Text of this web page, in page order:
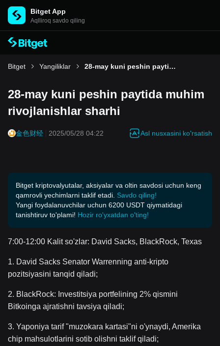
Bitget App
Aqlliroq savdo qiling
Bitget Yangiliklar 28-may kuni peshin paytida muhim rivojlanishlar sharhi
28-may kuni peshin paytida muhim
rivojlanishlar sharhi
金色财经 2025/05/28 04:22 Asl nusxasini ko'rsatish
Bitget kriptovalyutalar, aksiyalar va oltin savdosi uchun keng
qamrovli yechimlarni taklif etadi. Savdo qiling!
Yangi foydalanuvchilar uchun 6200 USDT qiymatidagi
tanishtiruv to'plami! Hozir ro'yxatdan o'ting!
7:00-12:00 Kalit so'zlar: David Sacks, BlackRock, Texas
1. David Sacks Senator Warrenning anti-kripto
pozitsiyasini tanqid qiladi;
2. BlackRock: Investitsiya portfelining 2% qismini
Bitkoinga ajratishni tavsiya qiladi;
3. Yaponiya tarif "muzokara kartasi"ni o'ynaydi, Amerika
chip mahsulotlarini sotib olishni taklif qiladi;